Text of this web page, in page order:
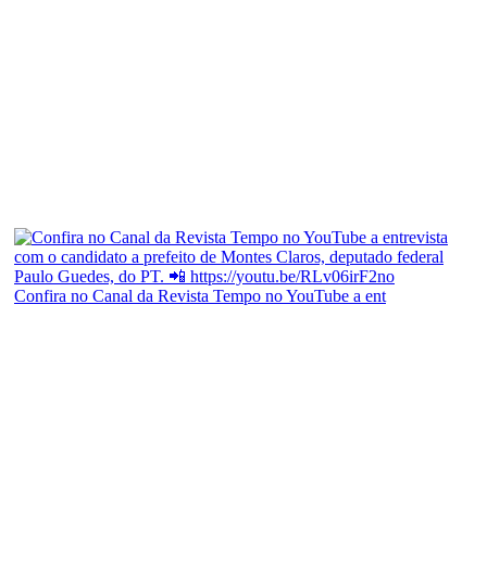
Confira no Canal da Revista Tempo no YouTube a ent